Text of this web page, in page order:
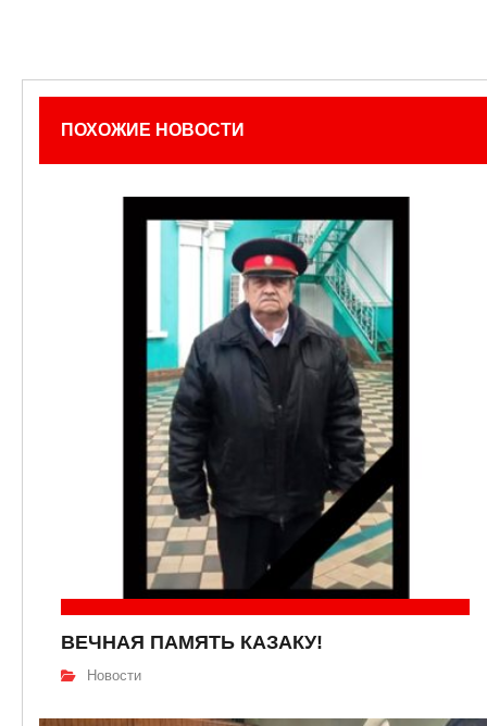
ПОХОЖИЕ НОВОСТИ
ВЕЧНАЯ ПАМЯТЬ КАЗАКУ!
Новости